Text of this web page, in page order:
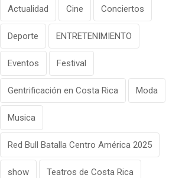
Actualidad Cine Conciertos
Deporte ENTRETENIMIENTO
Eventos Festival
Gentrificación en Costa Rica Moda
Musica
Red Bull Batalla Centro América 2025
show Teatros de Costa Rica